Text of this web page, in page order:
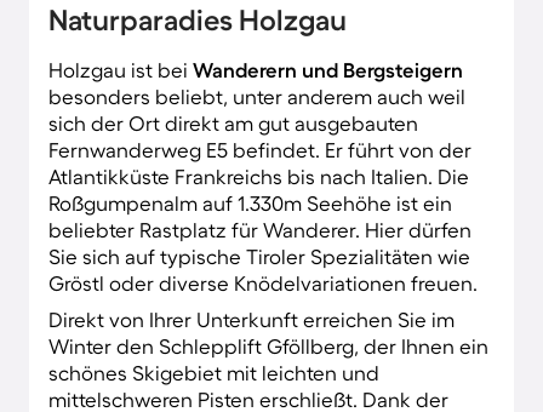
Naturparadies Holzgau
Holzgau ist bei Wanderern und Bergsteigern
besonders beliebt, unter anderem auch weil
sich der Ort direkt am gut ausgebauten
Fernwanderweg E5 befindet. Er führt von der
Atlantikküste Frankreichs bis nach Italien. Die
Roßgumpenalm auf 1.330m Seehöhe ist ein
beliebter Rastplatz für Wanderer. Hier dürfen
Sie sich auf typische Tiroler Spezialitäten wie
Gröstl oder diverse Knödelvariationen freuen.
Direkt von Ihrer Unterkunft erreichen Sie im
Winter den Schlepplift Gföllberg, der Ihnen ein
schönes Skigebiet mit leichten und
mittelschweren Pisten erschließt. Dank der